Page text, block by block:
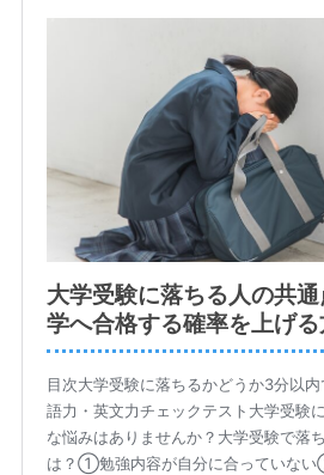
一体どこにあるのか
がくしん: 今日は不合格になってしまう
きな落とし穴について掘り下げていきま
ふみか: はいお願いします
がくしん: まず一つ目の共通点なんです
力レベルに合っていないことです
ふみか: ああこれは本当に多いケースで
がくしん: ええ